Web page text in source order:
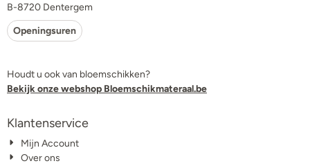
B-8720 Dentergem
Openingsuren
Houdt u ook van bloemschikken?
Bekijk onze webshop Bloemschikmateraal.be
Klantenservice
Mijn Account
Over ons